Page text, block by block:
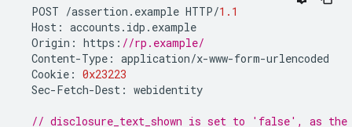
POST /assertion . example HTTP/1.1
Host : accounts . idp . example
Origin : https : //rp.example/
Content-Type : application/x-www-form-urlencoded
Cookie : 0x23223
Sec-Fetch-Dest : webidentity
// disclosure_text_shown is set to 'false', as